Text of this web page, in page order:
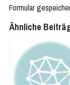
Formular
Ähnliche